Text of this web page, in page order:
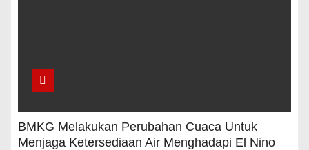
BMKG Melakukan Perubahan Cuaca Untuk
Menjaga Ketersediaan Air Menghadapi El Nino